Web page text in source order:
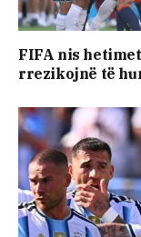
FIFA nis
rrezikojnë të